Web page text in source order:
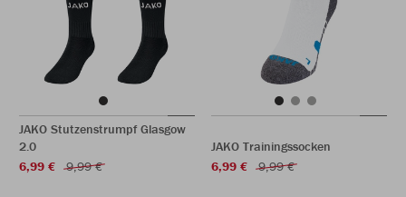
JAKO Stutzenstrumpf Glasgow
2.0
6,99 €
9,99 €
JAKO Trainingssocken
6,99 €
9,99 €